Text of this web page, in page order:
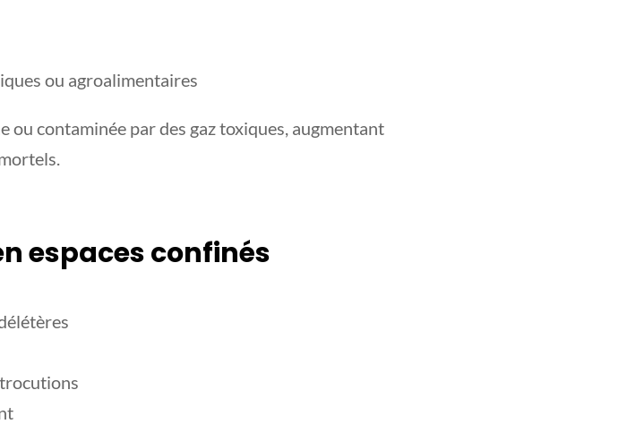
ou agroalimentaires
ou contaminée par des gaz toxiques, augmentant
espaces confinés